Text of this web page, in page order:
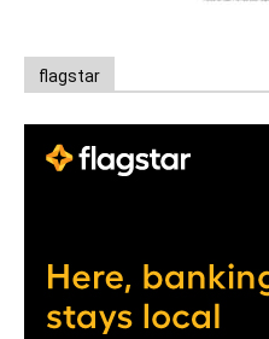
flagstar